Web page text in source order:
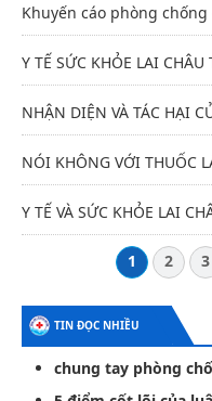
Khuyến cáo phòng
Y TẾ SỨC KHỎE LAI
NHẬN DIỆN VÀ TÁC HẠI
NÓI KHÔNG VỚI THUỐC
Y TẾ VÀ SỨC KHỎE LAI
1 2 3
TIN ĐỌC NHIỀU
chung tay phòng